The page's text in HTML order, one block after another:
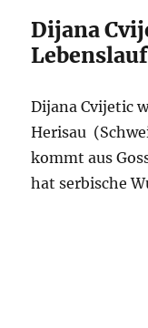
Dijana
Lebenslauf
Dijana Cvijetic
Herisau
kommt aus
hat serbische